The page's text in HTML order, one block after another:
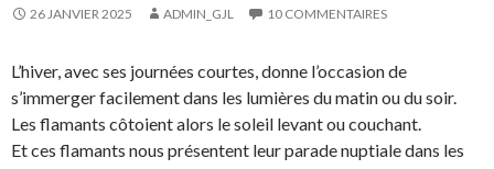
26 JANVIER 2025 ADMIN_GJL 10 COMMENTAIRES
L’hiver, avec ses journées courtes, donne l’occasion de
s’immerger facilement dans les lumières du matin ou du soir.
Les flamants côtoient alors le soleil levant ou couchant.
Et ces flamants nous présentent leur parade nuptiale dans les